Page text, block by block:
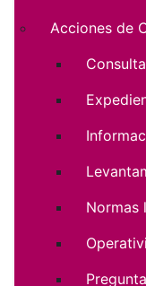
Acciones de
Normas